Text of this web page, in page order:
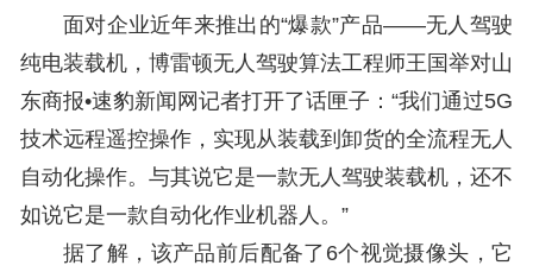
面对企业近年来推出的“爆款”产品——无人驾驶
纯电装载机，博雷顿无人驾驶算法工程师王国举对山
东商报•速豹新闻网记者打开了话匣子：“我们通过5G
技术远程遥控操作，实现从装载到卸货的全流程无人
自动化操作。与其说它是一款无人驾驶装载机，还不
如说它是一款自动化作业机器人。”
据了解，该产品前后配备了6个视觉摄像头，它